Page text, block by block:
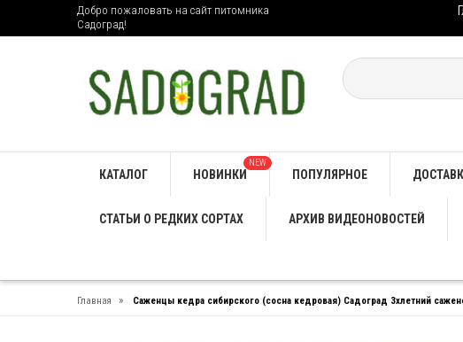
Добро пожаловать на сайт питомника
Садоград!
КАТАЛОГ НОВИНКИ
NEW
ПОПУЛЯРНОЕ
СТАТЬИ О РЕДКИХ СОРТАХ АРХИВ ВИДЕОНОВОСТЕЙ
Главная » Саженцы кедра сибирского (сосна кедровая) Садоград 3хлетний